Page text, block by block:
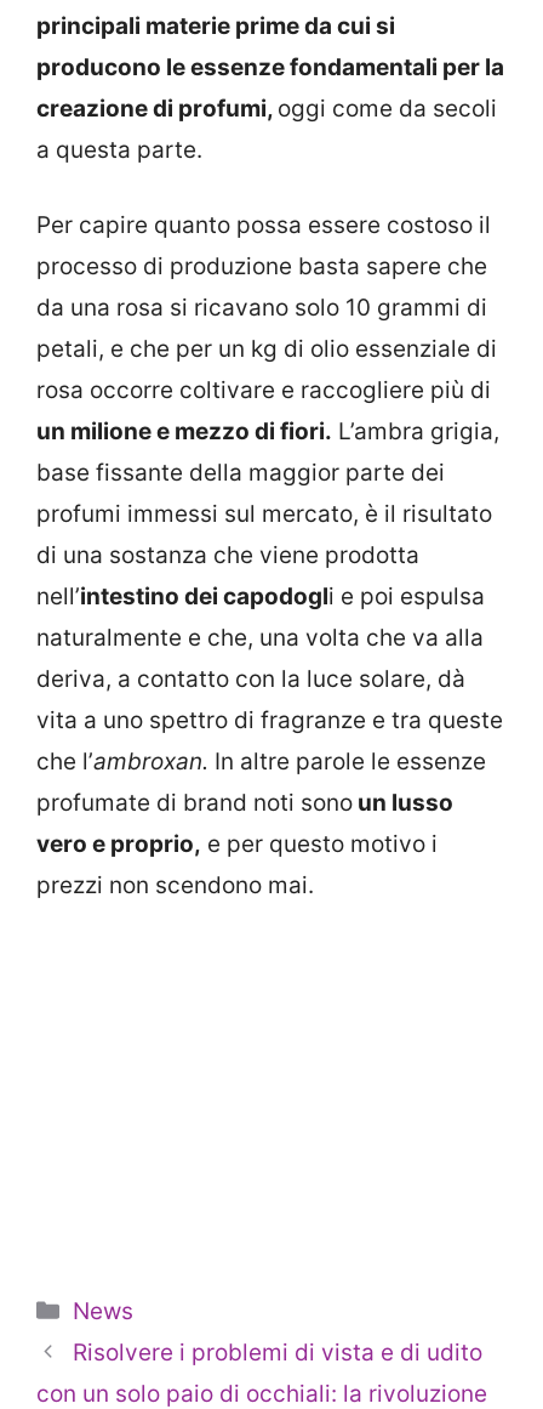
principali materie prime da cui si
producono le essenze fondamentali per la
creazione di profumi, oggi come da secoli
a questa parte.
Per capire quanto possa essere costoso il
processo di produzione basta sapere che
da una rosa si ricavano solo 10 grammi di
petali, e che per un kg di olio essenziale di
rosa occorre coltivare e raccogliere più di
un milione e mezzo di fiori. L’ambra grigia,
base fissante della maggior parte dei
profumi immessi sul mercato, è il risultato
di una sostanza che viene prodotta
nell’intestino dei capodogli e poi espulsa
naturalmente e che, una volta che va alla
deriva, a contatto con la luce solare, dà
vita a uno spettro di fragranze e tra queste
che l’ambroxan. In altre parole le essenze
profumate di brand noti sono un lusso
vero e proprio, e per questo motivo i
prezzi non scendono mai.
Categorie
News
Risolvere i problemi di vista e di udito
con un solo paio di occhiali: la rivoluzione